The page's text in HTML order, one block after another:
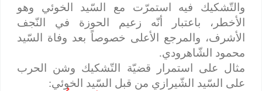
والتّشكيك فيه استمرّت مع السّيد الخوئي وهو
الأخطر، باعتبار أنّه زعيم الحوزة في النّجف
الأشرف، والمرجع الأعلى خصوصاً بعد وفاة السّيد
محمود الشّاهرودي.
مثال على استمرار قضيّة التّشكيك وشن الحرب
على السّيد الشّيرازي من قبل السّيد الخوئي: